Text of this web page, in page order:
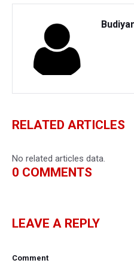
RELATED ARTICLES
No related articles data.
0 COMMENTS
LEAVE A REPLY
Comment